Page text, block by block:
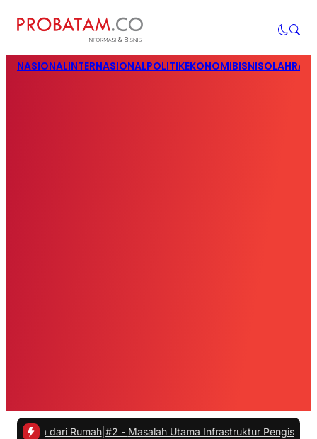
NASIONALINTERNASIONALPOLITIKEKONOMIBISNIS
dari Rumah| #2 -Masalah Utama Infrastruktur Pengisian Daya